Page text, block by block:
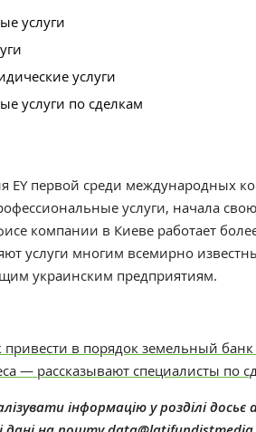
услуги
услуги
услуги по сделкам
EY первой среди международных
услуги, начала
компании в Киеве работает
услуги многим всемирно
украинским предприятиям.
привести в порядок земельный
— рассказывают специалисты по
інформацію у розділі досьє